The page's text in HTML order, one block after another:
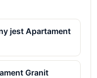
jest Apartament
Granit